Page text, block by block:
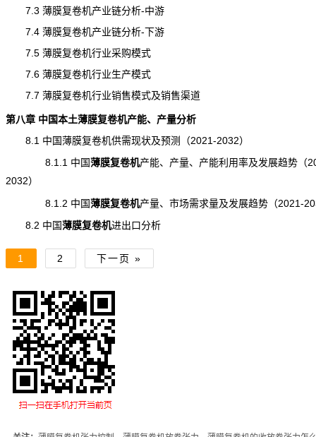
7.3 薄膜复卷机产业链分析-中游
7.4 薄膜复卷机产业链分析-下游
7.5 薄膜复卷机行业采购模式
7.6 薄膜复卷机行业生产模式
7.7 薄膜复卷机行业销售模式及销售渠道
第八章 中国本土薄膜复卷机产能、产量分析
8.1 中国薄膜复卷机供需现状及预测（2021-2032）
8.1.1 中国薄膜复卷机产能、产量、产能利用率及发展趋势（
2032）
8.1.2 中国薄膜复卷机产量、市场需求量及发展趋势（2021-
8.2 中国薄膜复卷机进出口分析
1 2 下一页 »